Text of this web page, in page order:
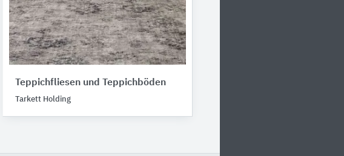
Teppichfliesen und Teppichböden
Tarkett Holding